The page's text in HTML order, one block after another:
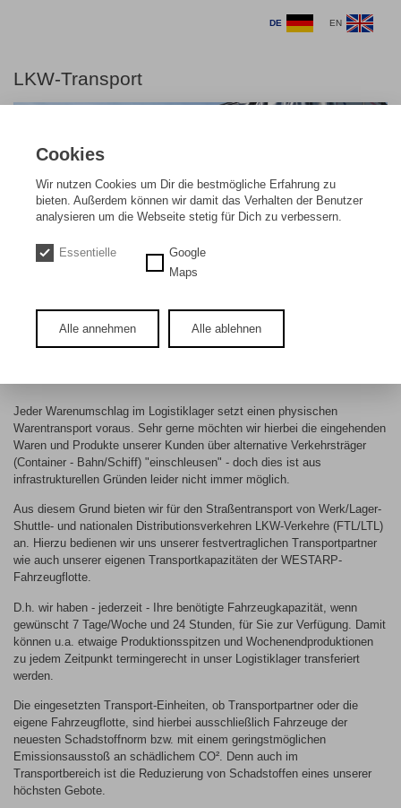
DE EN
LKW-Transport
AM STRASSENTRANSPORT KOMMEN
AUCH WIR (NOCH) NICHT GANZ
VORBEI…
Jeder Warenumschlag im Logistiklager setzt einen physischen
Warentransport voraus. Sehr gerne möchten wir hierbei die eingehenden
Waren und Produkte unserer Kunden über alternative Verkehrsträger
(Container - Bahn/Schiff) "einschleusen" - doch dies ist aus
infrastrukturellen Gründen leider nicht immer möglich.
Aus diesem Grund bieten wir für den Straßentransport von Werk/Lager-
Shuttle- und nationalen Distributionsverkehren LKW-Verkehre (FTL/LTL)
an. Hierzu bedienen wir uns unserer festvertraglichen Transportpartner
wie auch unserer eigenen Transportkapazitäten der WESTARP-
Fahrzeugflotte.
D.h. wir haben - jederzeit - Ihre benötigte Fahrzeugkapazität, wenn
gewünscht 7 Tage/Woche und 24 Stunden, für Sie zur Verfügung. Damit
können u.a. etwaige Produktionsspitzen und Wochenendproduktionen
zu jedem Zeitpunkt termingerecht in unser Logistiklager transferiert
werden.
Die eingesetzten Transport-Einheiten, ob Transportpartner oder die
eigene Fahrzeugflotte, sind hierbei ausschließlich Fahrzeuge der
neuesten Schadstoffnorm bzw. mit einem geringstmöglichen
Emissionsausstoß an schädlichem CO². Denn auch im
Transportbereich ist die Reduzierung von Schadstoffen eines unserer
höchsten Gebote.
Cookies
Wir nutzen Cookies um Dir die bestmögliche Erfahrung zu
bieten. Außerdem können wir damit das Verhalten der Benutzer
analysieren um die Webseite stetig für Dich zu verbessern.
Essentielle
Google
Maps
Alle annehmen Alle ablehnen